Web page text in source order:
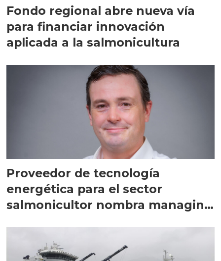
Fondo regional abre nueva vía
para financiar innovación
aplicada a la salmonicultura
Proveedor de tecnología
energética para el sector
salmonicultor nombra managing